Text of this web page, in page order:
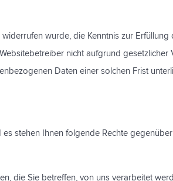
wurde, die Kenntnis zur Erfüllung
nicht aufgrund gesetzlicher
Daten einer solchen Frist
stehen Ihnen folgende Rechte
die Sie betreffen, von uns verarbeitet